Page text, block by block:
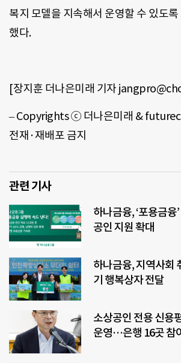
복지 모델을 지속해서 운영할 수 있도
했다.
[장지훈 더나은미래 기자
–Copyrightsⓒ 더나은미래 &
전재·재배포 금지
관련 기사
하나금융, ‘포용금
공인 지원 확대
하나금융, 지역사회
기 행복상자 전달
소상공인 전용 신용
운영…은행 16곳 참